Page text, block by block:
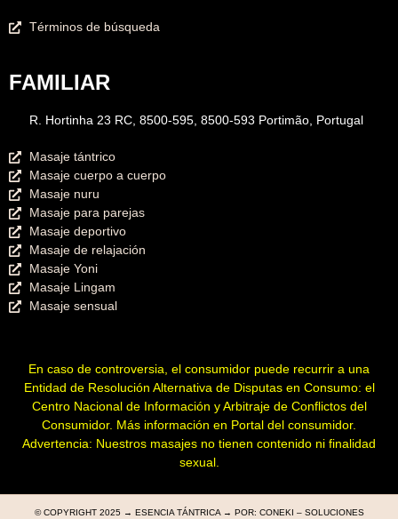
Términos de búsqueda
FAMILIAR
R. Hortinha 23 RC, 8500-595, 8500-593 Portimão, Portugal
Masaje tántrico
Masaje cuerpo a cuerpo
Masaje nuru
Masaje para parejas
Masaje deportivo
Masaje de relajación
Masaje Yoni
Masaje Lingam
Masaje sensual
En caso de controversia, el consumidor puede recurrir a una
Entidad de Resolución Alternativa de Disputas en Consumo: el
Centro Nacional de Información y Arbitraje de Conflictos del
Consumidor. Más información en Portal del consumidor.
Advertencia: Nuestros masajes no tienen contenido ni finalidad
sexual.
© COPYRIGHT 2025 → ESENCIA TÁNTRICA → POR: CONEKI – SOLUCIONES